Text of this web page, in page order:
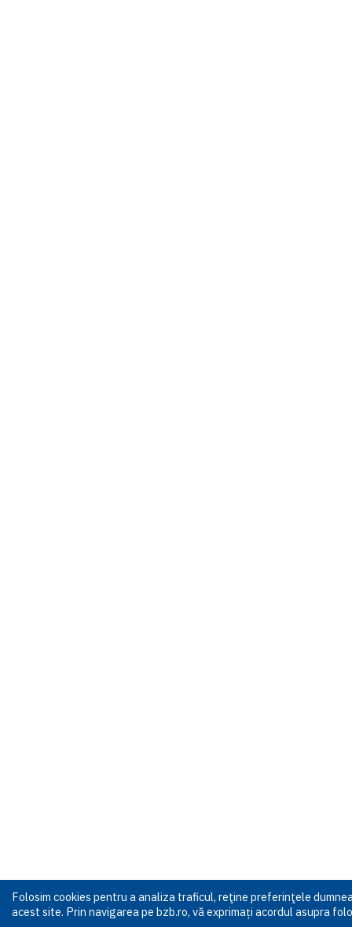
Folosim cookies pentru a analiza traficul, reţine preferinţele
acest site. Prin navigarea pe bzb.ro, vă exprimați acordul asupra